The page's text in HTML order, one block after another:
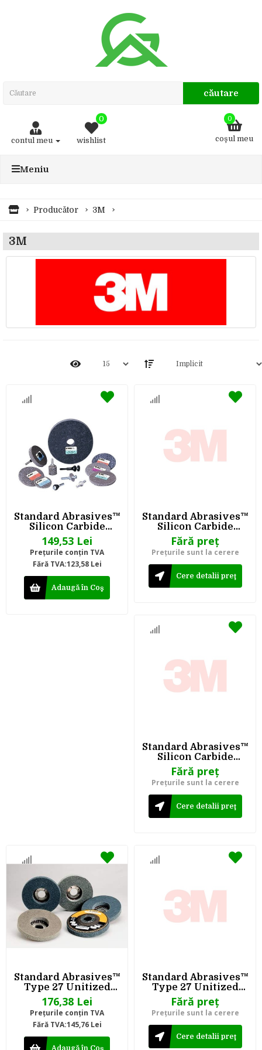
căutare
contul meu
0
wishlist coşul meu
0
Meniu
Producător 3M
3M
Standard Abrasives™
Silicon Carbide
Unitized Wheel
863274, 632 6 in x 1/4
in x 1 in
149,53 Lei
Preţurile conţin TVA
Fără TVA:123,58 Lei
Adaugă în Coş
Standard Abrasives™
Silicon Carbide
Unitized Wheel
873259, 732 4 in x 3/4
in x 1/4 in
Fără preţ
Preţurile sunt la cerere
Cere detalii preţ
Standard Abrasives™
Silicon Carbide
Unitized Wheel
873272, 732, 150 mm
x 3 mm x 25 mm
Fără preţ
Preţurile sunt la cerere
Cere detalii preţ
Standard Abrasives™
Type 27 Unitized
Wheel 811524, 524, 115
mm x 13 mm x 22 mm
176,38 Lei
Preţurile conţin TVA
Fără TVA:145,76 Lei
Adaugă în Coş
Standard Abrasives™
Type 27 Unitized
Wheel 811532, 532 4-
1/2 in x 1/2 in x 7/8 in
Fără preţ
Preţurile sunt la cerere
Cere detalii preţ